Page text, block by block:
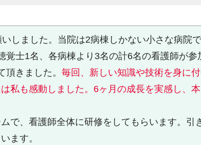
しました。当院は2病棟しかない小さな病院
覚士1名、各病棟より3名の計6名の看護師が
頂きました。 毎回、新しい知識や技術を身に
私も感動しました。6ヶ月の成長を実感し、
で、看護師全体に研修をしてもらいます。引
ます。